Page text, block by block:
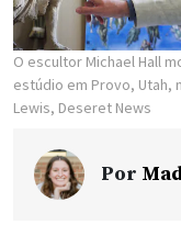
O escultor Michael Hall
estúdio em Provo, Utah,
Lewis, Deseret News
Por